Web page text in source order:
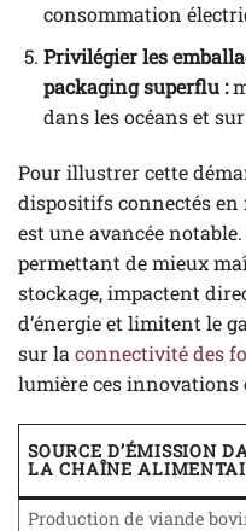
consommation
Privilégier les
packaging superflu :
dans les océans et
Pour illustrer cette
dispositifs connectés
est une avancée
permettant de mieux
stockage, impactent
d’énergie et limitent le
sur la connectivité des
lumière ces innovations
SOURCE D’ÉMISSION
LA CHAÎNE
Production de viande